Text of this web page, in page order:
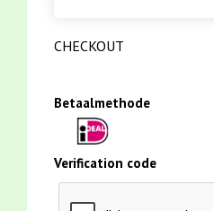
CHECKOUT
Betaalmethode
Verification code